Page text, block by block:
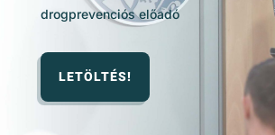
drogprevenciós előadó
LETÖLTÉS!